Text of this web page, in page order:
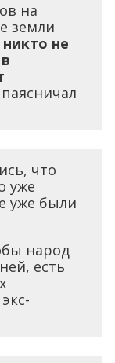
на
земли
никто не
паясничал
что
уже
уже были
народ
есть